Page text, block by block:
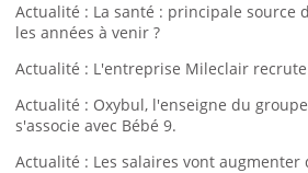
Actualité : La santé : principale source
les années à venir ?
Actualité : L'entreprise Mileclair recrute
Actualité : Oxybul, l'enseigne du
s'associe avec Bébé 9.
Actualité : Les salaires vont augmenter